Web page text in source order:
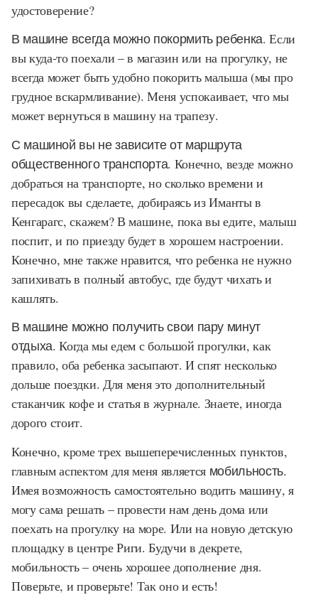
удостоверение?
В машине всегда можно покормить ребенка. Если
вы куда-то поехали – в магазин или на прогулку, не
всегда может быть удобно покорить малыша (мы про
грудное вскармливание). Меня успокаивает, что мы
может вернуться в машину на трапезу.
С машиной вы не зависите от маршрута
общественного транспорта. Конечно, везде можно
добраться на транспорте, но сколько времени и
пересадок вы сделаете, добираясь из Иманты в
Кенгарагс, скажем? В машине, пока вы едите, малыш
поспит, и по приезду будет в хорошем настроении.
Конечно, мне также нравится, что ребенка не нужно
запихивать в полный автобус, где будут чихать и
кашлять.
В машине можно получить свои пару минут
отдыха. Когда мы едем с большой прогулки, как
правило, оба ребенка засыпают. И спят несколько
дольше поездки. Для меня это дополнительный
стаканчик кофе и статья в журнале. Знаете, иногда
дорого стоит.
Конечно, кроме трех вышеперечисленных пунктов,
главным аспектом для меня является мобильность.
Имея возможность самостоятельно водить машину, я
могу сама решать – провести нам день дома или
поехать на прогулку на море. Или на новую детскую
площадку в центре Риги. Будучи в декрете,
мобильность – очень хорошее дополнение дня.
Поверьте, и проверьте! Так оно и есть!